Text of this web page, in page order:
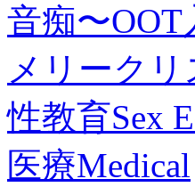
音痴〜OOT
メリークリ
性教育Sex
医療Medical